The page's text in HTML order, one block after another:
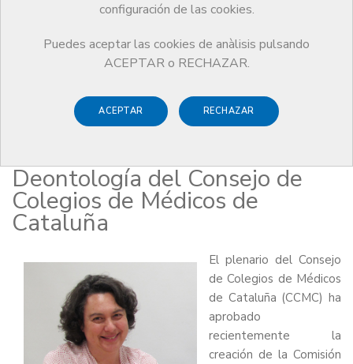
configuración de las cookies.
Puedes aceptar las cookies de anàlisis pulsando
ACEPTAR o RECHAZAR.
ACEPTAR RECHAZAR
14 JUNIO DE 2019
Montserrat Esquerda presidirá
la nueva Comisión de
Deontología del Consejo de
Colegios de Médicos de
Cataluña
El plenario del Consejo
de Colegios de Médicos
de Cataluña (CCMC) ha
aprobado
recientemente la
creación de la Comisión